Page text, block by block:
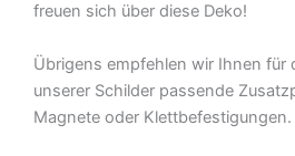
freuen sich über diese Deko!
Übrigens empfehlen wir Ihnen für
unserer Schilder passende
Magnete oder Klettbefestigungen.